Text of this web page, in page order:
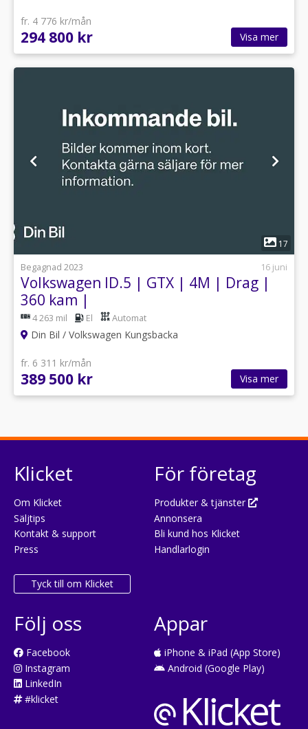
fr. 4 776 kr/mån
294 800 kr Visa mer
17
Begagnad 2023
16 juni
Volkswagen ID.5 | GTX | 4M | Drag |
360 kam |
4 263 mil El Automat
Din Bil / Volkswagen Kungsbacka
fr. 6 311 kr/mån
389 500 kr Visa mer
Klicket
Om Klicket
Säljtips
Kontakt & support
Press
Tyck till om Klicket
För företag
Produkter & tjänster
Annonsera
Bli kund hos Klicket
Handlarlogin
Följ oss
Facebook
Instagram
LinkedIn
#klicket
Appar
iPhone & iPad (App Store)
Android (Google Play)